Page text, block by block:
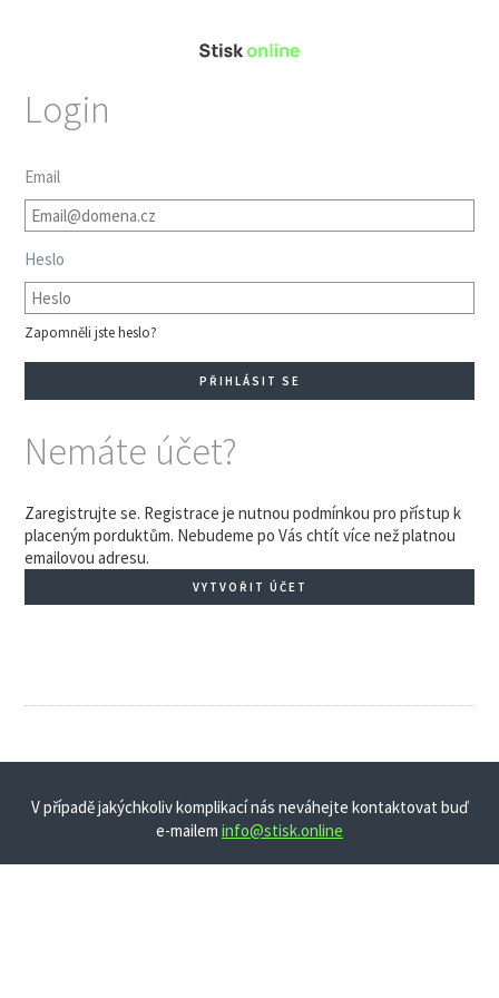
Login
Email
Heslo
Zapomněli jste heslo?
Nemáte účet?
Zaregistrujte se. Registrace je nutnou podmínkou pro přístup k
placeným porduktům. Nebudeme po Vás chtít více než platnou
emailovou adresu.
VYTVOŘIT ÚČET
V případě jakýchkoliv komplikací nás neváhejte kontaktovat buď
e-mailem info@stisk.online